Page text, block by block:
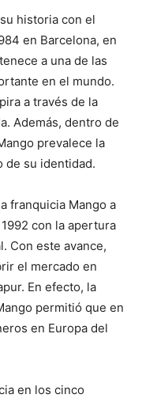
historia con el
en Barcelona, en
a una de las
en el mundo.
a través de la
Además, dentro de
prevalece la
de su identidad.
franquicia Mango a
con la apertura
Con este avance,
el mercado en
En efecto, la
permitió que en
en Europa del
en los cinco